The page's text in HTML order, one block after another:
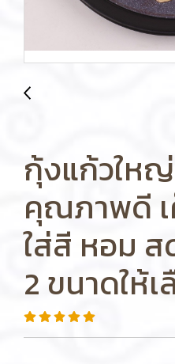
กุ้งแก้วให
คุณภาพดี
ใส่สี หอม ส
2 ขนาดให้เ